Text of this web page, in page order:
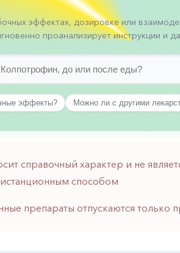
эффектах, дозировке или
проанализирует инструкции и
эффекты? Можно ли с другими
справочный характер и не
способом
препараты отпускаются только